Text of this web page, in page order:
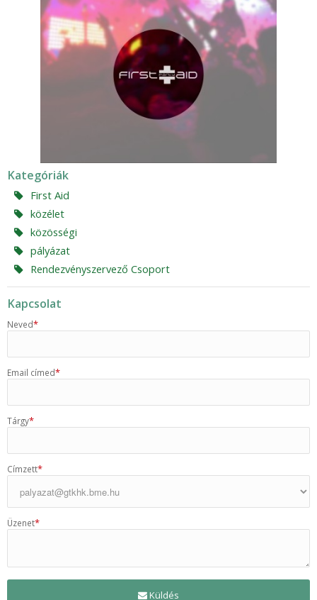
Kategóriák
First Aid
közélet
közösségi
pályázat
Rendezvényszervező Csoport
Kapcsolat
Neved*
Email címed*
Tárgy*
Címzett*
Üzenet*
Küldés